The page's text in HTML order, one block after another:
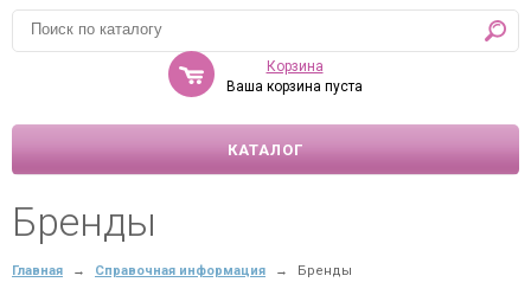
Корзина
Ваша корзина пуста
КАТАЛОГ
Бренды
Главная → Справочная информация → Бренды